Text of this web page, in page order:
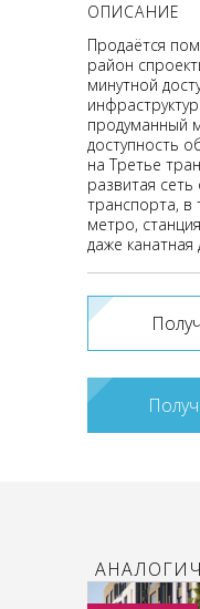
ОПИСАНИЕ
Продаётся
район
минутной
продуманный
доступность
на Третье
развитая
транспорта, в
метро,
даже канатная